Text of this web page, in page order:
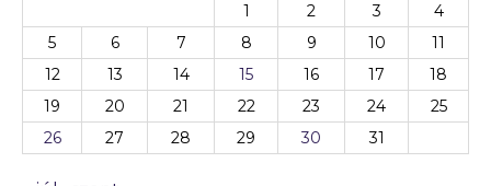
1
2 3
4
5
6 7 8 9 10
11
12
13 14 15 16 17
18
19
20 21 22 23 24
25
26
27 28 29 30 31